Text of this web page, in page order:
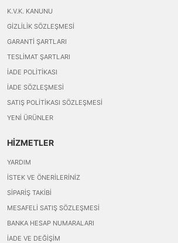
K.V.K. KANUNU
GIZLILIK SÖZLEŞMESI
GARANTI ŞARTLARI
TESLIMAT ŞARTLARI
İADE POLITIKASI
İADE SÖZLEŞMESI
SATIŞ POLITIKASI SÖZLEŞMESI
YENI ÜRÜNLER
HİZMETLER
YARDIM
İSTEK VE ÖNERILERINIZ
SIPARIŞ TAKIBI
MESAFELI SATIŞ SÖZLEŞMESI
BANKA HESAP NUMARALARI
İADE VE DEĞIŞIM